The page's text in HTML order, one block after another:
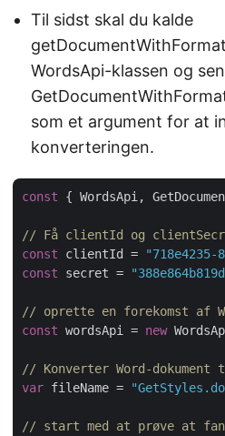
Til sidst skal du kalde
WordsApi-klassen og
som et argument for at
konverteringen.
const { WordsApi,
// Få clientId og
const clientId =
"718e4235-
const secret =
// oprette en forekomst af
const wordsApi = new
// Konverter Word-
var fileName =
// start med at prøve at